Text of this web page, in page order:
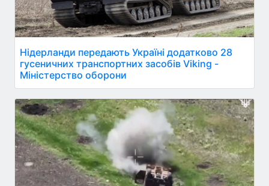
Нідерланди передають Україні додатково 28
гусеничних транспортних засобів Viking -
Міністерство оборони